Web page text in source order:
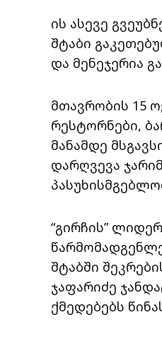
ის ასევე
შტაბი
და მენეჯერია
მთავრობის 15
რესტორნები,
მანამდე
დარღვევა
“გირჩის”
შტაბში
ჯაფარიძე
ქმედებებს